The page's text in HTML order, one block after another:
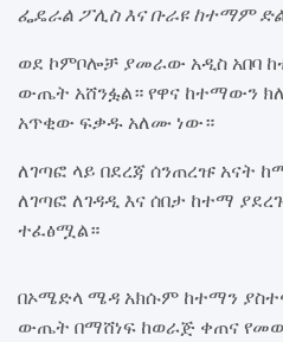
ፌዴራል ፖሊስ እና ቡራዩ ከተማም
ወደ ኮምቦሎቻ ያመራው አዲስ አበባ
ውጤት አሸንፏል። የዋና ከተማውን
አጥቂው ፍቃዱ አለሙ ነው።
ለገጣፎ ላይ በደረጃ ሰንጠረዡ አናት
ለገጣፎ ለገዳዲ እና ሰበታ ከተማ
ተፈፅሟል።
በኦሜድላ ሜዳ አክሱም ከተማን
ውጤት በማሸነፍ ከወራጅ ቀጠና